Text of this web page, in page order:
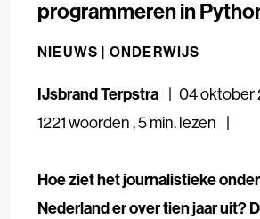
programmeren in
NIEUWS | ONDERWIJS
IJsbrand Terpstra
04 oktober
1221 woorden,5 min. lezen
Hoe ziet het journalistieke
Nederland er over tien jaar uit?